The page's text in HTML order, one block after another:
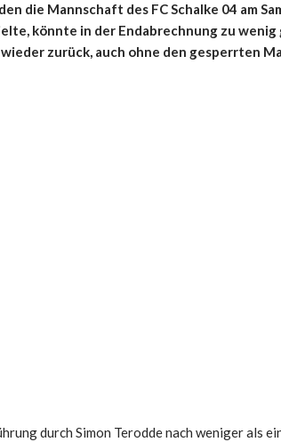
die Mannschaft des FC Schalke 04 am
könnte in der Endabrechnung zu wenig
zurück, auch ohne den gesperrten
durch Simon Terodde nach weniger als